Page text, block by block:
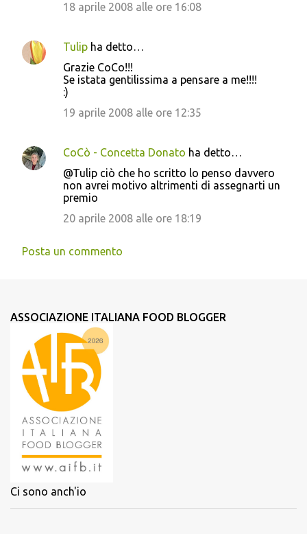
18 aprile 2008 alle ore 16:08
Tulip ha detto…
Grazie CoCo!!!
Se istata gentilissima a pensare a me!!!!
:)
19 aprile 2008 alle ore 12:35
CoCò - Concetta Donato ha detto…
@Tulip ciò che ho scritto lo penso davvero
non avrei motivo altrimenti di assegnarti un
premio
20 aprile 2008 alle ore 18:19
Posta un commento
ASSOCIAZIONE ITALIANA FOOD BLOGGER
Ci sono anch'io